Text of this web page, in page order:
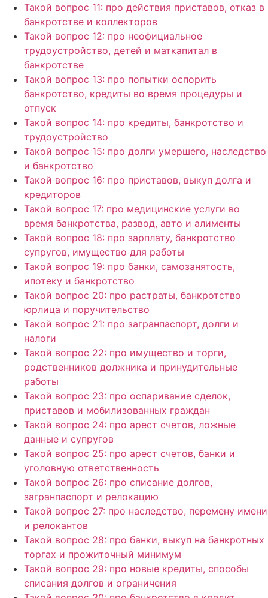
Такой вопрос 11: про действия приставов, отказ в
банкротстве и коллекторов
Такой вопрос 12: про неофициальное
трудоустройство, детей и маткапитал в
банкротстве
Такой вопрос 13: про попытки оспорить
банкротство, кредиты во время процедуры и
отпуск
Такой вопрос 14: про кредиты, банкротство и
трудоустройство
Такой вопрос 15: про долги умершего, наследство
и банкротство
Такой вопрос 16: про приставов, выкуп долга и
кредиторов
Такой вопрос 17: про медицинские услуги во
время банкротства, развод, авто и алименты
Такой вопрос 18: про зарплату, банкротство
супругов, имущество для работы
Такой вопрос 19: про банки, самозанятость,
ипотеку и банкротство
Такой вопрос 20: про растраты, банкротство
юрлица и поручительство
Такой вопрос 21: про загранпаспорт, долги и
налоги
Такой вопрос 22: про имущество и торги,
родственников должника и принудительные
работы
Такой вопрос 23: про оспаривание сделок,
приставов и мобилизованных граждан
Такой вопрос 24: про арест счетов, ложные
данные и супругов
Такой вопрос 25: про арест счетов, банки и
уголовную ответственность
Такой вопрос 26: про списание долгов,
загранпаспорт и релокацию
Такой вопрос 27: про наследство, перемену имени
и релокантов
Такой вопрос 28: про банки, выкуп на банкротных
торгах и прожиточный минимум
Такой вопрос 29: про новые кредиты, способы
списания долгов и ограничения